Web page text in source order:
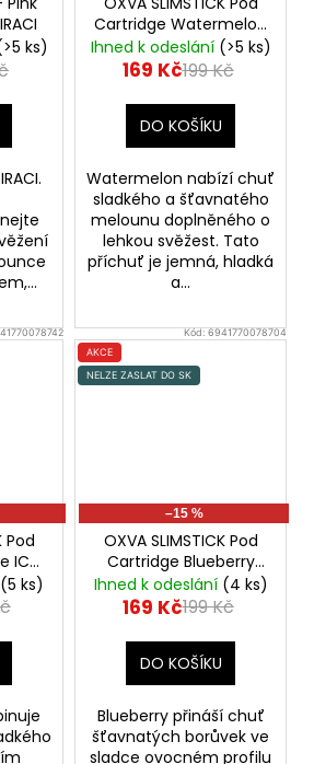
ks)
Cartridge Watermelon
20mg 2x2ml
Přednaplněná Pod
Ihned k odeslání (>5 ks)
169 Kč199 Kč
DO KOŠÍKU
Watermelon nabízí chuť
sladkého a šťavnatého
melounu doplněného o
lehkou svěžest. Tato
příchuť je jemná, hladká
a...
Pod
ICE
(5 ks)
Kód:6941770078704
AKCE
NELZE ZASLAT DO SK
–15 %
OXVA SLIMSTICK Pod
Cartridge Blueberry
20mg 2x2ml
Přednaplněná Pod
Ihned k odeslání (4 ks)
169 Kč199 Kč
DO KOŠÍKU
Blueberry přináší chuť
šťavnatých borůvek ve
sladce ovocném profilu